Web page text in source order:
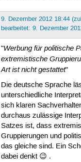
9. Dezember 2012 18:44
bearbeitet: 9. Dezember
"Werbung für politische
extremistische
Art ist nicht gestattet"
Die deutsche Sprache
unterschiedliche
sich klaren
durchaus zulässige
Satzes ist, dass
Gruppierungen und
das gleiche sind. Ein
dabei denkt 😉 .